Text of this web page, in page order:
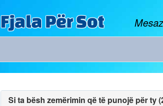
Fjala Për Sot
Si ta bësh zemërimin që të punojë për ty